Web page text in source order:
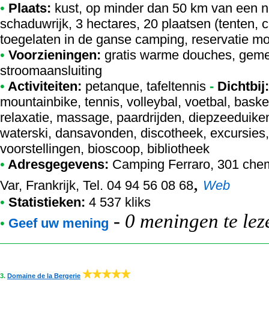
• Plaats: kust, op minder dan 50 km van een
schaduwrijk, 3 hectares, 20 plaatsen (tenten,
toegelaten in de ganse camping, reservatie
• Voorzieningen: gratis warme douches,
stroomaansluiting
• Activiteiten: petanque, tafeltennis - Dichtbij:
mountainbike, tennis, volleybal, voetbal,
relaxatie, massage, paardrijden,
waterski, dansavonden, discotheek,
voorstellingen, bioscoop, bibliotheek
• Adresgegevens: Camping Ferraro, 301
Var, Frankrijk, Tel. 04 94 56 08 68, Web
• Statistieken: 4 537 kliks
• Geef uw mening - 0 meningen te
3. Domaine de la Bergerie